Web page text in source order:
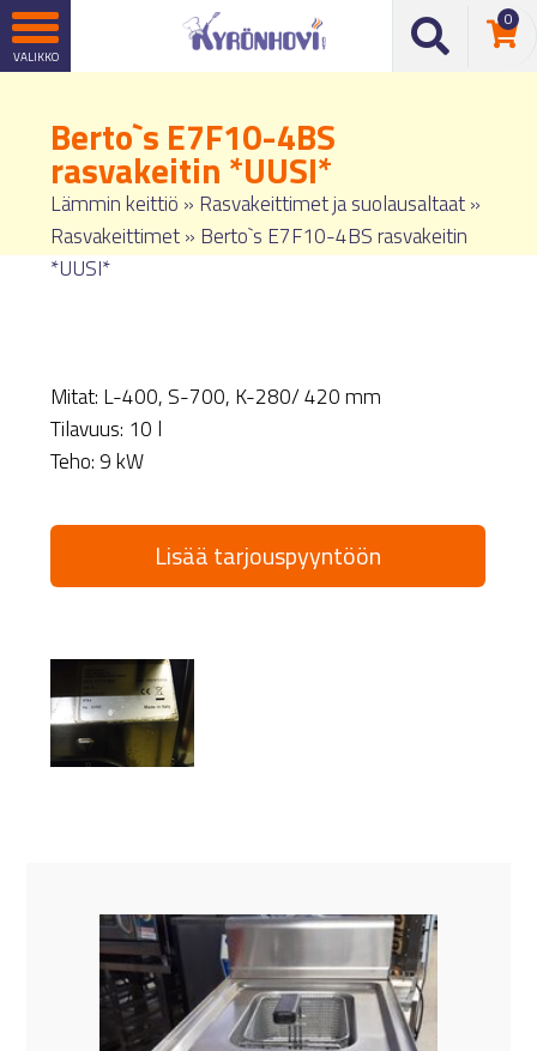
0
Berto`s E7F10-4BS
rasvakeitin *UUSI*
Lämmin keittiö » Rasvakeittimet ja suolausaltaat»
Rasvakeittimet» Berto`s E7F10-4BS rasvakeitin
*UUSI*
Mitat: L-400, S-700, K-280/ 420 mm
Tilavuus: 10 l
Teho: 9 kW
Lisää tarjouspyyntöön